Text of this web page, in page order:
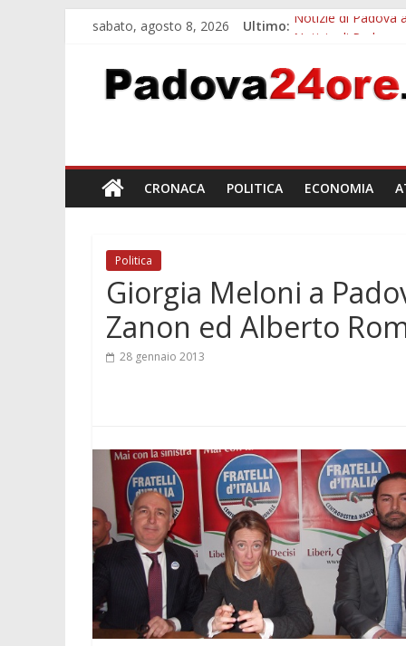
sabato, agosto 8, 2026 Ultimo: Notizie di Padova
Bando sicurezza
Sicurezza esodo
Bonus trasporto
CRONACA POLITICA ECONOMIA
Politica
Giorgia Meloni a
Zanon ed Alberto
28 gennaio 2013